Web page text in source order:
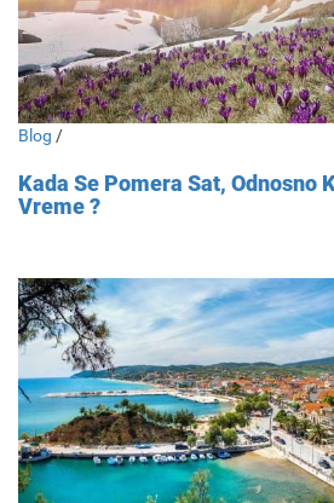
Blog /
Kada Se Pomera Sat, Odnosno
Vreme ?